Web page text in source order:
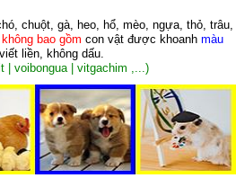
chuột, gà, heo, hổ, mèo, ngựa, thỏ, trâu,
không bao gồm con vật được khoanh màu
liền, không dấu.
| voibongua | vitgachim ,...)